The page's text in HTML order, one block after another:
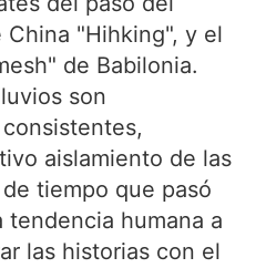
"Hihking", y el
de Babilonia.
son
aislamiento de las
tiempo que pasó
humana a
las historias con el